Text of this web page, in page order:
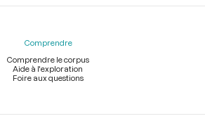
Comprendre
Comprendre le corpus
Aide à l'exploration
Foire aux questions